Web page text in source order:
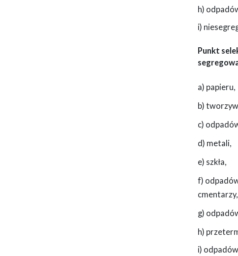
h)
i)
Punkt
a) papieru,
b)
c)
d) metali,
e) szkła,
f)
g)
h)
i)